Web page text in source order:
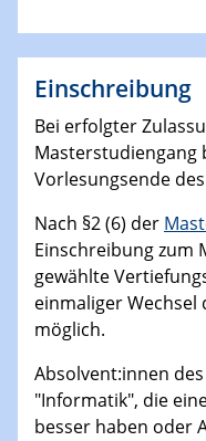
Einschreibung
Bei erfolgter
Masterstudiengang
Vorlesungsende
Nach §2 (6) der
Einschreibung zum
gewählte
einmaliger
möglich.
Absolvent:innen
"Informatik", die
besser haben oder